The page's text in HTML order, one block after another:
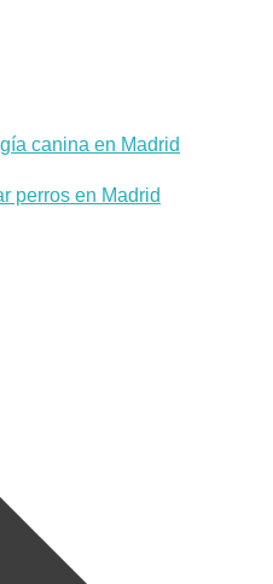
canina en Madrid
perros en Madrid